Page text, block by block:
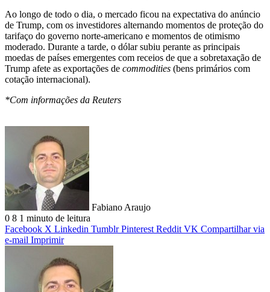
Ao longo de todo o dia, o mercado ficou na expectativa do anúncio
de Trump, com os investidores alternando momentos de proteção do
tarifaço do governo norte-americano e momentos de otimismo
moderado. Durante a tarde, o dólar subiu perante as principais
moedas de países emergentes com receios de que a sobretaxação de
Trump afete as exportações de commodities (bens primários com
cotação internacional).
*Com informações da Reuters
Fabiano Araujo
0 8 1 minuto de leitura
Facebook X Linkedin Tumblr Pinterest Reddit VK Compartilhar via
e-mail Imprimir